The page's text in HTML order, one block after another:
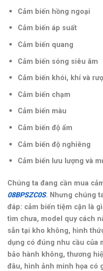
Cảm biến hồng ngoại
Cảm biến áp suất
Cảm biến quang
Cảm biến sóng siêu âm
Cảm biến khói, khí và
Cảm biến chạm
Cảm biến màu
Cảm biến độ ẩm
Cảm biến độ nghiêng
Cảm biến lưu lượng và
Chúng ta đang cần mua
08BPSZC0S. Nhưng chúng
đáp: cảm biến tiệm cận là
tìm chưa, model quy cách
sẵn tại kho không, hình
dụng có đúng nhu cầu của
bảo hành không, thương
đâu, hình ảnh minh họa có